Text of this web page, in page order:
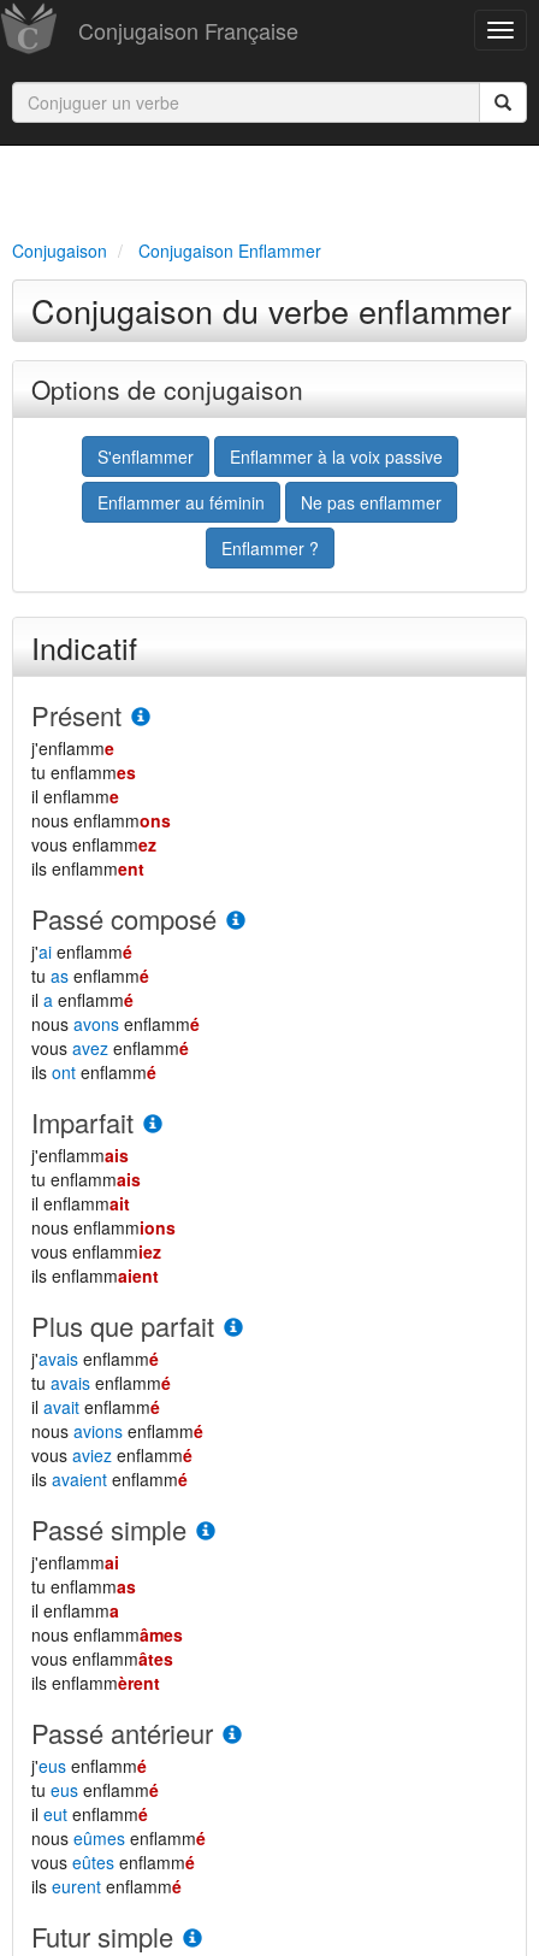
Conjugaison Française
Conjugaison Conjugaison Enflammer
Conjugaison du verbe enflammer
Options de conjugaison
S'enflammer
Enflammer à la voix passive
Enflammer au féminin
Ne pas enflammer
Enflammer ?
Indicatif
Présent
j'enflamme
tu enflammes
il enflamme
nous enflammons
vous enflammez
ils enflamment
Passé composé
j'ai enflammé
tu as enflammé
il a enflammé
nous avons enflammé
vous avez enflammé
ils ont enflammé
Imparfait
j'enflammais
tu enflammais
il enflammait
nous enflammions
vous enflammiez
ils enflammaient
Plus que parfait
j'avais enflammé
tu avais enflammé
il avait enflammé
nous avions enflammé
vous aviez enflammé
ils avaient enflammé
Passé simple
j'enflammai
tu enflammas
il enflamma
nous enflammâmes
vous enflammâtes
ils enflammèrent
Passé antérieur
j'eus enflammé
tu eus enflammé
il eut enflammé
nous eûmes enflammé
vous eûtes enflammé
ils eurent enflammé
Futur simple